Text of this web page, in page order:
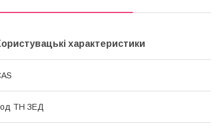
характеристики
ТН ЗЕД